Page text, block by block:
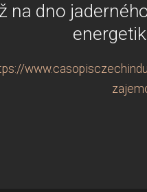
na dno